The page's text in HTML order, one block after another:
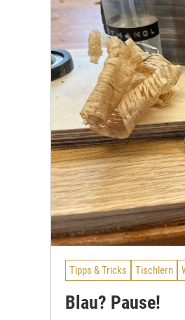
Tipps & Tricks Tischlern
Blau? Pause!